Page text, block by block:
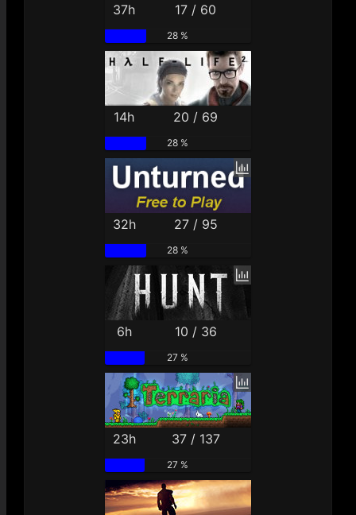
37h 17 / 60
28 %
14h 20 / 69
28 %
32h 27 / 95
28 %
6h 10 / 36
27 %
23h 37 / 137
27 %